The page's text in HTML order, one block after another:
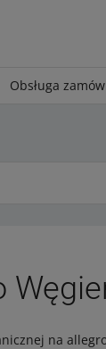
Obsługa
na